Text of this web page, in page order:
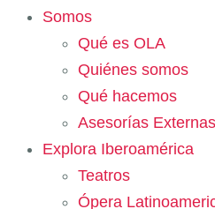
Somos
Qué es OLA
Quiénes somos
Qué hacemos
Asesorías Externas
Explora Iberoamérica
Teatros
Ópera